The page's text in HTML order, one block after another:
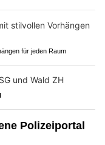
für jeden Raum
Polizeiportal